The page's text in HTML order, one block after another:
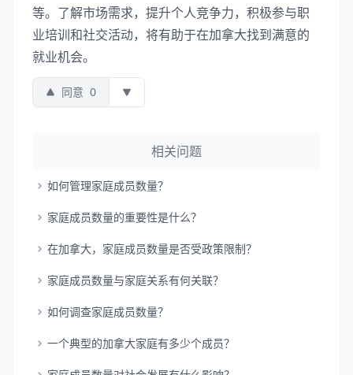
等。了解市场需求，提升个人竞争力，积极参与职
业培训和社交活动，将有助于在加拿大找到满意的
就业机会。
同意 0
相关问题
如何管理家庭成员数量？
家庭成员数量的重要性是什么？
在加拿大，家庭成员数量是否受政策限制？
家庭成员数量与家庭关系有何关联？
如何调查家庭成员数量？
一个典型的加拿大家庭有多少个成员？